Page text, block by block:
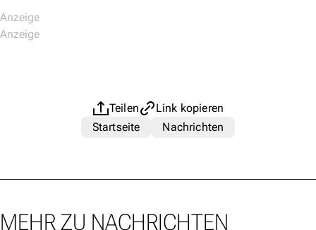
Teilen
Link kopieren
Startseite
Nachrichten
MEHR ZU NACHRICHTEN